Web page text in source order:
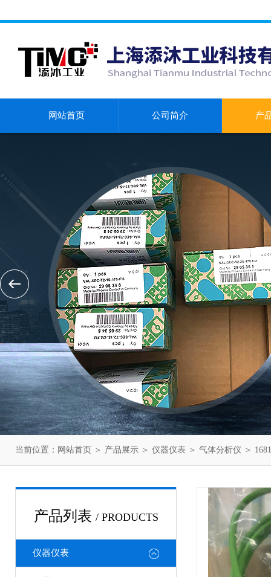
网站首页 公司简介 产
当前位置： 网站首页 ＞ 产品展示 ＞ 仪器仪表 ＞ 气体分析仪 ＞
产品列表 / PRODUCTS
仪器仪表